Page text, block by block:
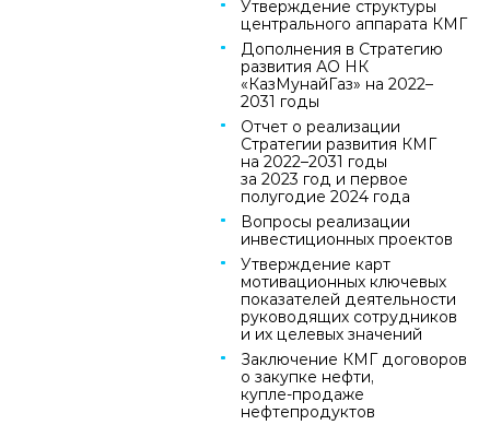
Утверждение структуры
центрального аппарата КМГ
Дополнения в Стратегию
развития АО НК
«КазМунайГаз» на 2022–
2031 годы
Отчет о реализации
Стратегии развития КМГ
на 2022–2031 годы
за 2023 год и первое
полугодие 2024 года
Вопросы реализации
инвестиционных проектов
Утверждение карт
мотивационных ключевых
показателей деятельности
руководящих сотрудников
и их целевых значений
Заключение КМГ договоров
о закупке нефти,
купле‑продаже
нефтепродуктов